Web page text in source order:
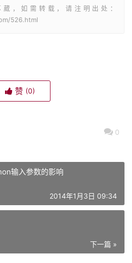
，如需转载，请注明出处：
526.html
赞 (0)
0
输入参数的影响
2014年1月3日 09:34
下一篇 »